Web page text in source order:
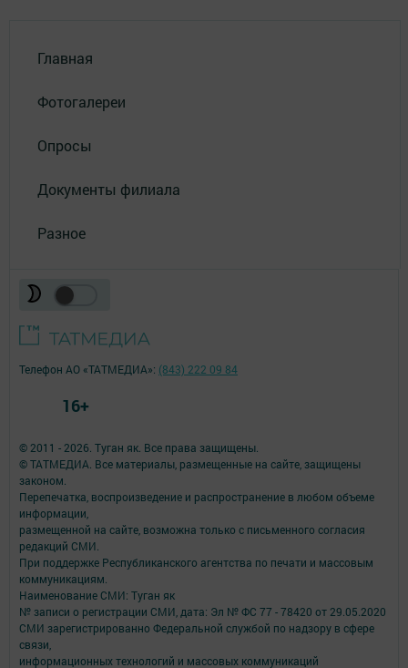
Главная
Фотогалереи
Опросы
Документы филиала
Разное
© 2011 - 2026. Туган як. Все права защищены.
© ТАТМЕДИА. Все материалы, размещенные на сайте, защищены
законом.
Перепечатка, воспроизведение и распространение в любом объеме
информации,
размещенной на сайте, возможна только с письменного согласия
редакций СМИ.
При поддержке Республиканского агентства по печати и массовым
коммуникациям.
Наименование СМИ: Туган як
№ записи о регистрации СМИ, дата: Эл № ФС 77 - 78420 от 29.05.2020
СМИ зарегистрированно Федеральной службой по надзору в сфере
связи,
информационных технологий и массовых коммуникаций
Телефон АО «ТАТМЕДИА»: (843) 222 09 84
16+